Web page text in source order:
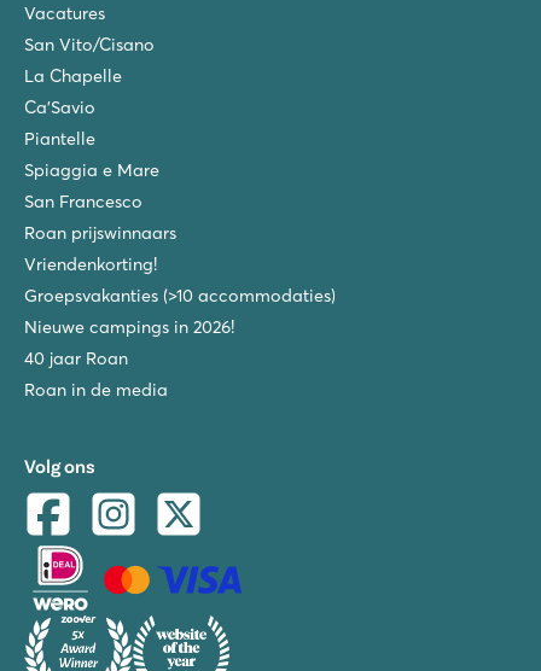
Vacatures
San Vito/Cisano
La Chapelle
Ca'Savio
Piantelle
Spiaggia e Mare
San Francesco
Roan prijswinnaars
Vriendenkorting!
Groepsvakanties (>10 accommodaties)
Nieuwe campings in 2026!
40 jaar Roan
Roan in de media
Volg ons